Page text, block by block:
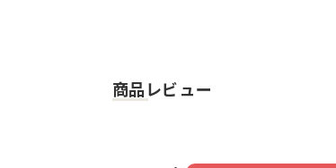
商品レビュー